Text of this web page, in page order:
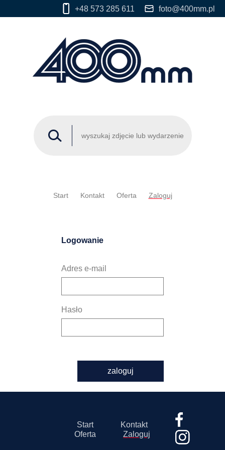
+48 573 285 611 foto@400mm.pl
Start Kontakt Oferta Zaloguj
Logowanie
Adres e-mail
Hasło
zaloguj
Start
Kontakt
Oferta
Zaloguj